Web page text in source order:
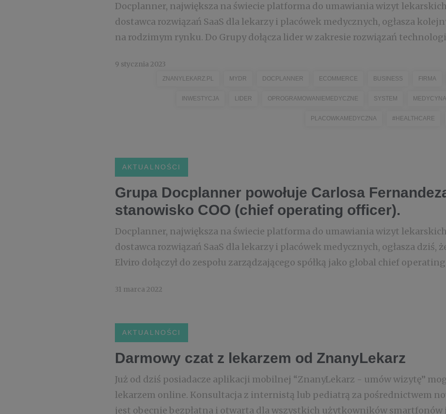
Docplanner, największa na świecie platforma do umawiania wizyt
dostawca rozwiązań SaaS dla lekarzy i placówek medycznych, ogłasza
na rodzimym rynku. Do Grupy dołącza lider w zakresie rozwiązań
9 stycznia 2023
ZNANYLEKARZ.PL MYDR DOCPLANNER ECOMMERCE BUSINESS FIRMA
INWESTYCJA LIDER OPROGRAMOWANIEMEDYCZNE SYSTEM MEDYCYNA
PLACOWKAMEDYCZNA #HEALTHCARE
AKTUALNOŚCI
Grupa Docplanner powołuje Carlosa
stanowisko COO (chief operating officer).
Docplanner, największa na świecie platforma do umawiania wizyt
dostawca rozwiązań SaaS dla lekarzy i placówek medycznych, ogłasza dziś,
Elviro dołączył do zespołu zarządzającego spółką jako global chief operating
31 marca 2022
AKTUALNOŚCI
Darmowy czat z lekarzem od ZnanyLekarz
Już od dziś posiadacze aplikacji mobilnej “ZnanyLekarz - umów wizytę”
lekarzem online. Konsultacja z internistą lub pediatrą za pośrednictwem
jest obecnie bezpłatna i otwarta dla wszystkich użytkowników smartfonów